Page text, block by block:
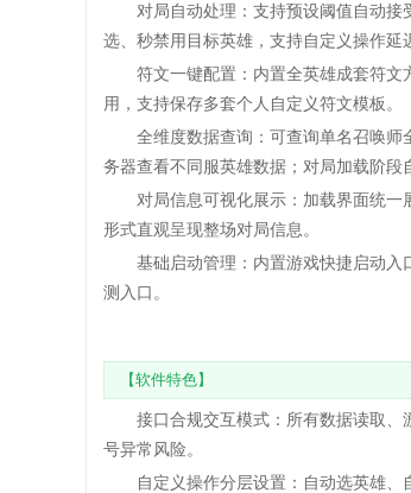
对局自动处理：支持预设阈值自动接
选、秒禁用目标英雄，支持自定义操作延
符文一键配置：内置全英雄成套符文
用，支持保存多套个人自定义符文模板。
全维度数据查询：可查询单名召唤师
务器查看不同服英雄数据；对局加载阶段
对局信息可视化展示：加载界面统一
形式直观呈现整场对局信息。
基础启动管理：内置游戏快捷启动入
测入口。
【软件特色】
接口合规交互模式：所有数据读取、
号异常风险。
自定义操作分层设置：自动选英雄、